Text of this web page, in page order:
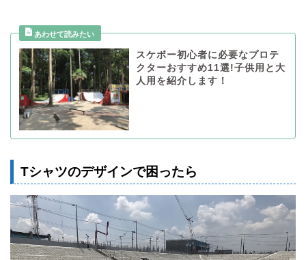
スケボー初心者に必要なプロテ
クターおすすめ11選!子供用と大
人用を紹介します！
Tシャツのデザインで困ったら